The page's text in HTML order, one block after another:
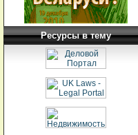
Ресурсы в тему